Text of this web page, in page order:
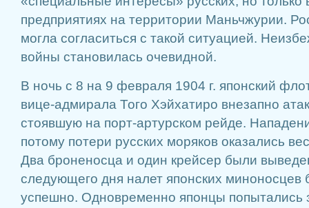
предприятиях на территории Маньчжурии.
могла согласиться с такой ситуацией.
войны становилась очевидной.
В ночь с 8 на 9 февраля 1904 г. японский
вице-адмирала Того Хэйхатиро внезапно
стоявшую на порт-артурском рейде.
потому потери русских моряков оказались
Два броненосца и один крейсер были
следующего дня налет японских миноносцев
успешно. Одновременно японцы попытались